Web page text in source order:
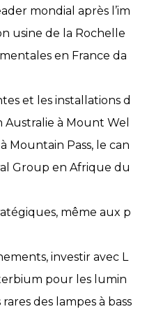
mondial après l’im
usine de la Rochelle
en France da
et les installations d
Australie à Mount Wel
Mountain Pass, le can
Group en Afrique du
même aux p
investir avec L
pour les lumin
des lampes à bass